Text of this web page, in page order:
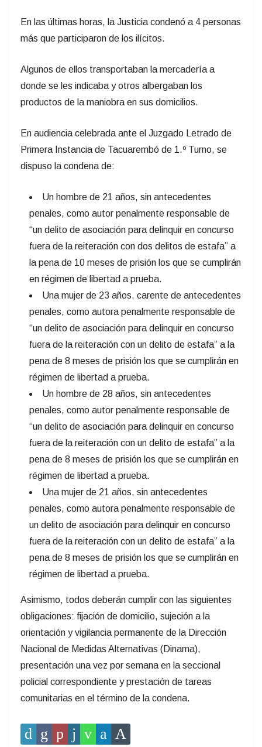
En las últimas horas, la Justicia condenó a 4 personas
más que participaron de los ilícitos.
Algunos de ellos transportaban la mercadería a
donde se les indicaba y otros albergaban los
productos de la maniobra en sus domicilios.
En audiencia celebrada ante el Juzgado Letrado de
Primera Instancia de Tacuarembó de 1.º Turno, se
dispuso la condena de:
Un hombre de 21 años, sin antecedentes
penales, como autor penalmente responsable de
“un delito de asociación para delinquir en concurso
fuera de la reiteración con dos delitos de estafa” a
la pena de 10 meses de prisión los que se cumplirán
en régimen de libertad a prueba.
Una mujer de 23 años, carente de antecedentes
penales, como autora penalmente responsable de
“un delito de asociación para delinquir en concurso
fuera de la reiteración con un delito de estafa” a la
pena de 8 meses de prisión los que se cumplirán en
régimen de libertad a prueba.
Un hombre de 28 años, sin antecedentes
penales, como autor penalmente responsable de
“un delito de asociación para delinquir en concurso
fuera de la reiteración con un delito de estafa” a la
pena de 8 meses de prisión los que se cumplirán en
régimen de libertad a prueba.
Una mujer de 21 años, sin antecedentes
penales, como autora penalmente responsable de
un delito de asociación para delinquir en concurso
fuera de la reiteración con un delito de estafa” a la
pena de 8 meses de prisión los que se cumplirán en
régimen de libertad a prueba.
Asimismo, todos deberán cumplir con las siguientes
obligaciones: fijación de domicilio, sujeción a la
orientación y vigilancia permanente de la Dirección
Nacional de Medidas Alternativas (Dinama),
presentación una vez por semana en la seccional
policial correspondiente y prestación de tareas
comunitarias en el término de la condena.